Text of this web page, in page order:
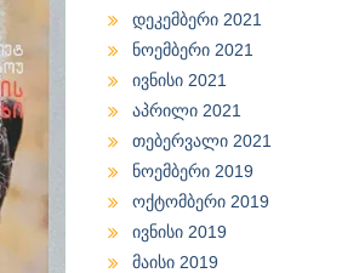
დეკემბერი 2021
ნოემბერი 2021
ივნისი 2021
აპრილი 2021
თებერვალი 2021
ნოემბერი 2019
ოქტომბერი 2019
ივნისი 2019
მაისი 2019